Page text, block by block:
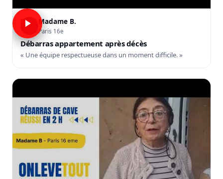
Madame B.
Paris 16e
Débarras appartement après décès
« Une équipe respectueuse dans un moment difficile. »